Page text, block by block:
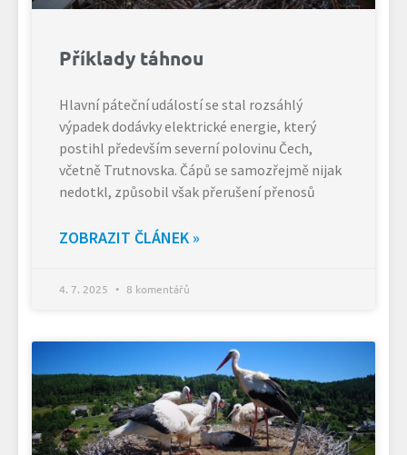
Příklady táhnou
Hlavní páteční událostí se stal rozsáhlý
výpadek dodávky elektrické energie, který
postihl především severní polovinu Čech,
včetně Trutnovska. Čápů se samozřejmě nijak
nedotkl, způsobil však přerušení přenosů
ZOBRAZIT ČLÁNEK »
4. 7. 2025 8 komentářů